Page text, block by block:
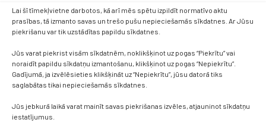
Lai šī tīmekļvietne darbotos, kā arī mēs spētu izpildīt normatīvo aktu
prasības, tā izmanto savas un trešo pušu nepieciešamās sīkdatnes. Ar Jūsu
piekrišanu var tik uzstādītas papildu sīkdatnes.
Jūs varat piekrist visām sīkdatnēm, noklikšķinot uz pogas “Piekrītu” vai
noraidīt papildu sīkdatņu izmantošanu, klikšķinot uz pogas “Nepiekrītu”.
Gadījumā, ja izvēlēsieties klikšķināt uz “Nepiekrītu”, jūsu datorā tiks
saglabātas tikai nepieciešamās sīkdatnes.
Jūs jebkurā laikā varat mainīt savas piekrišanas izvēles, atjauninot sīkdatņu
iestatījumus.